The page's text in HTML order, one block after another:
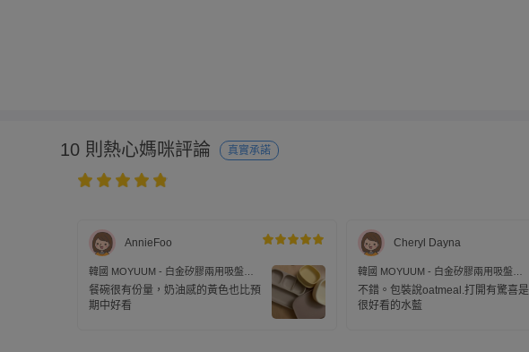
10 則熱心媽咪評論 真實承諾
AnnieFoo
韓國 MOYUUM - 白金矽膠兩用吸盤餐
碗 兒童餐具-蜜橙黃
餐碗很有份量，奶油感的黃色也比預
期中好看
Cheryl Dayna
韓國 MOYUUM - 白金矽膠兩用吸盤餐
碗 兒童餐具-湖水藍
不錯。包裝說oatmeal.打開有驚喜是
很好看的水藍